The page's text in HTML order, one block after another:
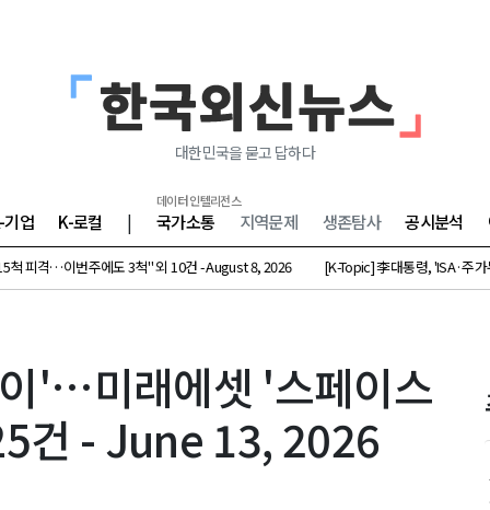
대한민국을 묻고 답하다
기업 K-로컬 |
데이터 인텔리전스
국가소통 지역문제 생존탐사 공시분석
이번주에도 3척" 외 10건 - August 8, 2026 [K-Topic] 李대통령, 'ISA·주가누르기
'…미래에셋 '스페이스
건 - June 13, 2026